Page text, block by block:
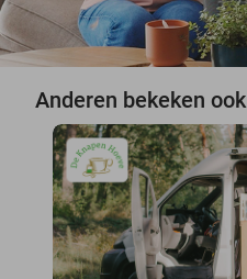
Anderen bekeken ook